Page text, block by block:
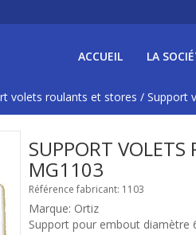
ACCUEIL LA
volets roulants et stores / Support
SUPPORT VOLETS
MG1103
Référence fabricant: 1103
Marque: Ortiz
Support pour embout diamètre